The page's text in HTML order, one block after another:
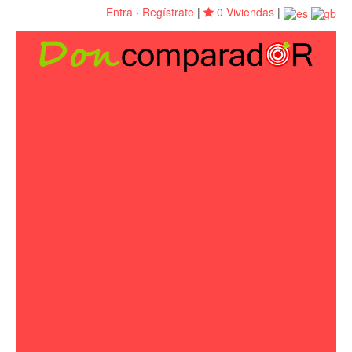
Entra · Regístrate | 0 Viviendas |